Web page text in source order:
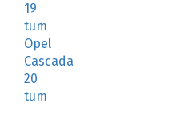
19
tum
Opel
Cascada
20
tum